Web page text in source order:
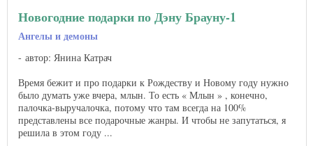
Новогодние подарки по Дэну Брауну-1
Ангелы и демоны
автор: Янина Катрач
Время бежит и про подарки к Рождеству и Новому году нужно
было думать уже вчера, млын. То есть « Млын » , конечно,
палочка-выручалочка, потому что там всегда на 100%
представлены все подарочные жанры. И чтобы не запутаться, я
решила в этом году ...